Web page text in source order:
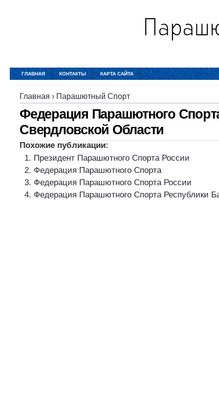
ГЛАВНАЯ КОНТАКТЫ КАРТА САЙТА
Главная › Парашютный Спорт
Федерация Парашютного
Свердловской Области
Похожие публикации:
Президент Парашютного Спорта России
Федерация Парашютного Спорта
Федерация Парашютного Спорта России
Федерация Парашютного Спорта Республики